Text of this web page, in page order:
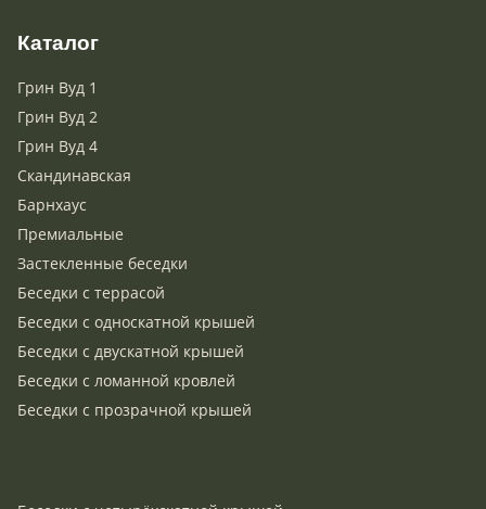
Каталог
Грин Вуд 1
Грин Вуд 2
Грин Вуд 4
Скандинавская
Барнхаус
Премиальные
Застекленные беседки
Беседки с террасой
Беседки с односкатной крышей
Беседки с двускатной крышей
Беседки с ломанной кровлей
Беседки с прозрачной крышей